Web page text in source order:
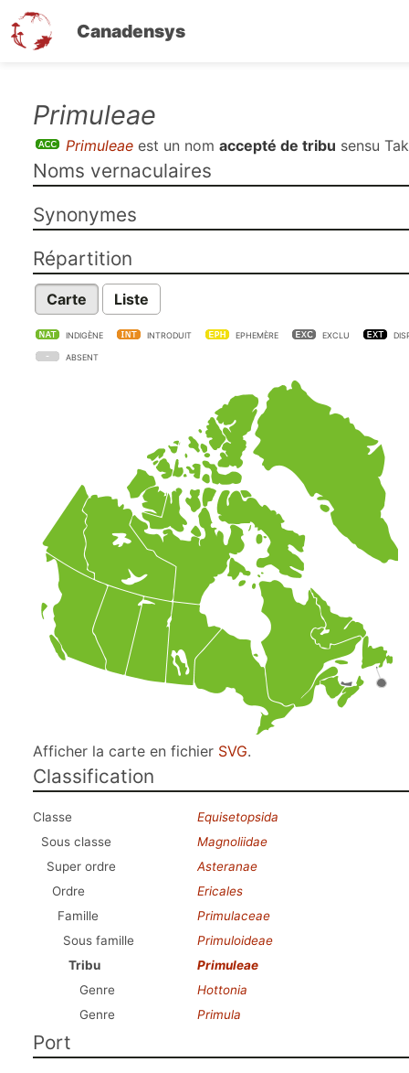
Canadensys
contenu
principal
Primuleae
Primuleae est un nom accepté de tribu sensu
Noms vernaculaires
Synonymes
Répartition
Carte Liste
INDIGÈNE INTRODUIT EPHEMÈRE EXCLU
ABSENT
Afficher la carte en fichier SVG.
Classification
Classe
Equisetopsida
Sous classe
Magnoliidae
Super ordre
Asteranae
Ordre
Ericales
Famille
Primulaceae
Sous famille
Primuloideae
Tribu
Primuleae
Genre
Hottonia
Genre
Primula
Port